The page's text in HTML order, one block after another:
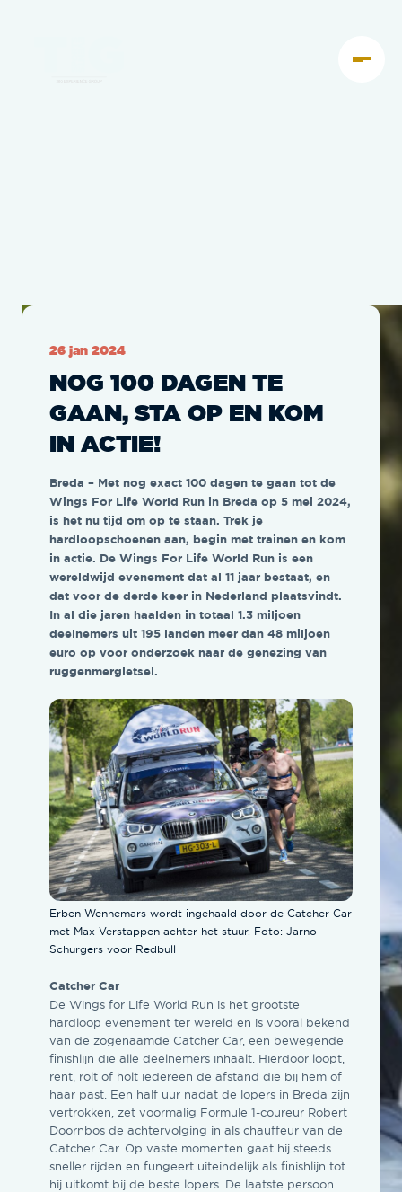
26 jan 2024
NOG 100 DAGEN TE
GAAN, STA OP EN KOM
IN ACTIE!
Breda – Met nog exact 100 dagen te gaan tot de
Wings For Life World Run in Breda op 5 mei 2024,
is het nu tijd om op te staan. Trek je
hardloopschoenen aan, begin met trainen en kom
in actie. De Wings For Life World Run is een
wereldwijd evenement dat al 11 jaar bestaat, en
dat voor de derde keer in Nederland plaatsvindt.
In al die jaren haalden in totaal 1.3 miljoen
deelnemers uit 195 landen meer dan 48 miljoen
euro op voor onderzoek naar de genezing van
ruggenmergletsel.
Erben Wennemars wordt ingehaald door de Catcher Car
met Max Verstappen achter het stuur. Foto: Jarno
Schurgers voor Redbull
Catcher Car
De Wings for Life World Run is het grootste
hardloop evenement ter wereld en is vooral bekend
van de zogenaamde Catcher Car, een bewegende
finishlijn die alle deelnemers inhaalt. Hierdoor loopt,
rent, rolt of holt iedereen de afstand die bij hem of
haar past. Een half uur nadat de lopers in Breda zijn
vertrokken, zet voormalig Formule 1-coureur Robert
Doornbos de achtervolging in als chauffeur van de
Catcher Car. Op vaste momenten gaat hij steeds
sneller rijden en fungeert uiteindelijk als finishlijn tot
hij uitkomt bij de beste lopers. De laatste persoon